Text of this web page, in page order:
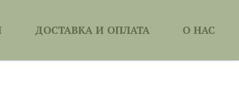
ДОСТАВКА И ОПЛАТА О НАС